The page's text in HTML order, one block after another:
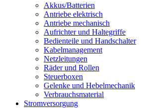
Akkus/Batterien
Antriebe elektrisch
Antriebe mechanisch
Aufrichter und Haltegriffe
Bedienteile und Handschalter
Kabelmanagement
Netzleitungen
Räder und Rollen
Steuerboxen
Gelenke und Hebelmechanik
Verbrauchsmaterial
Stromversorgung